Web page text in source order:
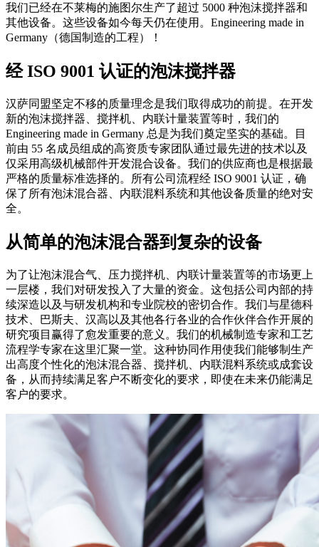
我们已经在不莱梅的施图尔生产了超过 5000 种泡沫搅拌器和
其他设备。这些设备如今每天仍在使用。Engineering made in
Germany（德国制造的工程）！
经 ISO 9001 认证的泡沫搅拌器
汉萨同盟坚定不移的质量理念是我们取得成功的前提。在开发
新的泡沫搅拌器、搅拌机、内联计量装置等时，我们的
Engineering made in Germany 总是为我们奠定坚实的基础。目
前由 55 名成员组成的高资质专家团队通过最先进的技术以及
仅采用高级机械部件开发混合设备。我们的供应商也是根据最
严格的质量标准选择的。所有公司流程经 ISO 9001 认证，确
保了所有泡沫混合器、内联混料系统和其他设备质量的绝对安
全。
从简单的泡沫混合器到复杂的设备
为了让泡沫混合气、压力搅拌机、内联计量装置等的市场更上
一层楼，我们对研发投入了大量的资金。这包括公司内部的持
续深造以及与研发机构和专业院校的密切合作。我们与星德科
技术、巴斯夫、汉高以及其他各行各业的合作伙伴合作开展的
研究项目赢得了愈发重要的意义。我们的机械制造专家和工艺
流程学专家在这里汇聚一堂。这种协同作用使我们能够制生产
出高度个性化的泡沫混合器、搅拌机、内联混料系统或成套设
备，从而持续满足客户不断变化的要求，即使在未来仍能满足
客户的要求。